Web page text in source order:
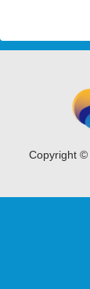
Copyright ©